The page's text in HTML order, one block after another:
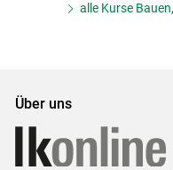
alle Kurse
Über uns